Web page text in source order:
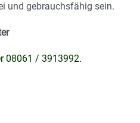
und gebrauchsfähig sein.
08061 / 3913992.